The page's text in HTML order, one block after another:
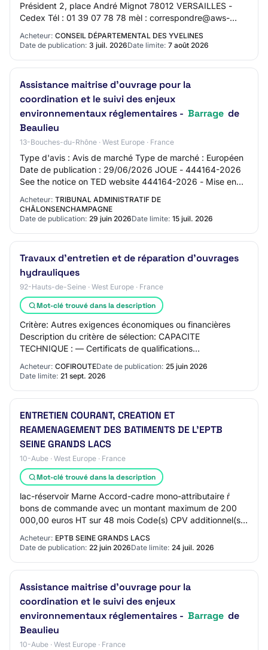
Président 2, place André Mignot 78012 VERSAILLES -
Cedex Tél : 01 39 07 78 78 mèl : correspondre@aws-
france.com web : http://www.yvelines.fr SIRET
22780646000…
Acheteur: CONSEIL DÉPARTEMENTAL DES YVELINES
Date de publication: 3 juil. 2026Date limite: 7 août 2026
Assistance maitrise d'ouvrage pour la
coordination et le suivi des enjeux
environnementaux réglementaires - Barrage de
Beaulieu
13-Bouches-du-Rhône · West Europe · France
Type d'avis : Avis de marché Type de marché : Européen
Date de publication : 29/06/2026 JOUE - 444164-2026
See the notice on TED website 444164-2026 - Mise en
Acheteur: TRIBUNAL ADMINISTRATIF DE
CHÂLONSENCHAMPAGNE
Date de publication: 29 juin 2026Date limite: 15 juil. 2026
Travaux d’entretien et de réparation d’ouvrages
hydrauliques
92-Hauts-de-Seine · West Europe · France
Mot-clé trouvé dans la description
Critère: Autres exigences économiques ou financières
Description du critère de sélection: CAPACITE
TECHNIQUE : — Certificats de qualifications
indépendants…
Acheteur: COFIROUTEDate de publication: 25 juin 2026
Date limite: 21 sept. 2026
ENTRETIEN COURANT, CREATION ET
REAMENAGEMENT DES BATIMENTS DE L'EPTB
SEINE GRANDS LACS
10-Aube · West Europe · France
Mot-clé trouvé dans la description
lac-réservoir Marne Accord-cadre mono-attributaire ŕ
bons de commande avec un montant maximum de 200
000,00 euros HT sur 48 mois Code(s) CPV additionnel(s)
Acheteur: EPTB SEINE GRANDS LACS
Date de publication: 22 juin 2026Date limite: 24 juil. 2026
Assistance maitrise d'ouvrage pour la
coordination et le suivi des enjeux
environnementaux réglementaires - Barrage de
Beaulieu
10-Aube · West Europe · France